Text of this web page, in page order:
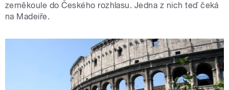
zeměkoule do Českého rozhlasu. Jedna z nich teď čeká
na Madeiře.